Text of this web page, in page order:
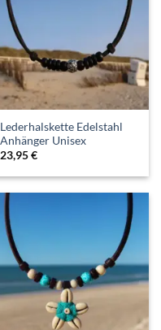
Lederhalskette Edelstahl
Anhänger Unisex
23,95€